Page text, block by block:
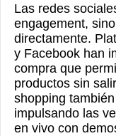
Las redes
engagement,
directamente.
y Facebook han
compra que
productos sin
shopping
impulsando las
en vivo con